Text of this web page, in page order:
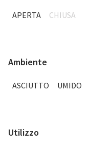
APERTA CHIUSA
Ambiente
ASCIUTTO UMIDO
Utilizzo